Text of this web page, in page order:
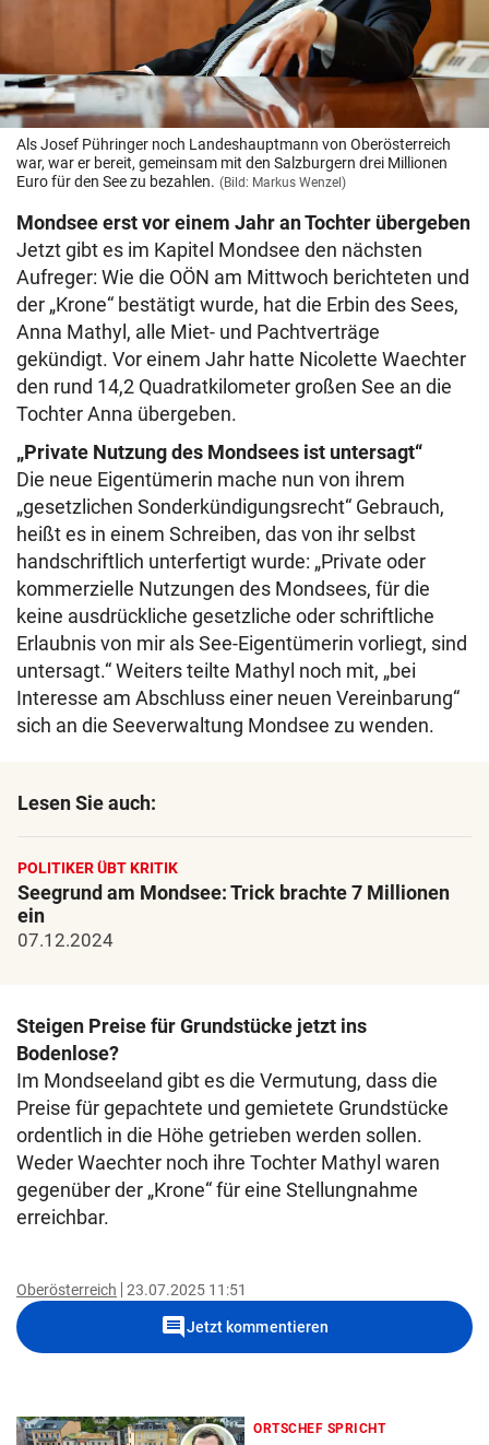
Als Josef Pühringer noch Landeshauptmann von Oberösterreich
war, war er bereit, gemeinsam mit den Salzburgern drei Millionen
Euro für den See zu bezahlen. (Bild: Markus Wenzel)
Mondsee erst vor einem Jahr an Tochter übergeben
Jetzt gibt es im Kapitel Mondsee den nächsten
Aufreger: Wie die OÖN am Mittwoch berichteten und
der „Krone“ bestätigt wurde, hat die Erbin des Sees,
Anna Mathyl, alle Miet- und Pachtverträge
gekündigt. Vor einem Jahr hatte Nicolette Waechter
den rund 14,2 Quadratkilometer großen See an die
Tochter Anna übergeben.
„Private Nutzung des Mondsees ist untersagt“
Die neue Eigentümerin mache nun von ihrem
„gesetzlichen Sonderkündigungsrecht“ Gebrauch,
heißt es in einem Schreiben, das von ihr selbst
handschriftlich unterfertigt wurde: „Private oder
kommerzielle Nutzungen des Mondsees, für die
keine ausdrückliche gesetzliche oder schriftliche
Erlaubnis von mir als See-Eigentümerin vorliegt, sind
untersagt.“ Weiters teilte Mathyl noch mit, „bei
Interesse am Abschluss einer neuen Vereinbarung“
sich an die Seeverwaltung Mondsee zu wenden.
Lesen Sie auch:
POLITIKER ÜBT KRITIK
Seegrund am Mondsee: Trick brachte 7 Millionen
ein
07.12.2024
Steigen Preise für Grundstücke jetzt ins
Bodenlose?
Im Mondseeland gibt es die Vermutung, dass die
Preise für gepachtete und gemietete Grundstücke
ordentlich in die Höhe getrieben werden sollen.
Weder Waechter noch ihre Tochter Mathyl waren
gegenüber der „Krone“ für eine Stellungnahme
erreichbar.
Oberösterreich 23.07.2025 11:51
commentJetzt kommentieren
ORTSCHEF SPRICHT